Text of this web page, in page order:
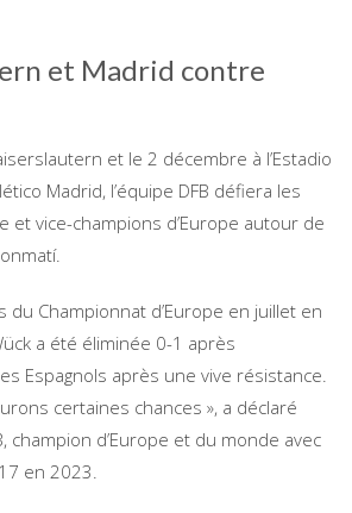
et Madrid contre
et le 2 décembre à l’Estadio
Madrid, l’équipe DFB défiera les
et vice-champions d’Europe autour de
du Championnat d’Europe en juillet en
a été éliminée 0-1 après
Espagnols après une vive résistance.
certaines chances », a déclaré
champion d’Europe et du monde avec
en 2023.